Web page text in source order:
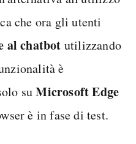
che ora gli utenti
al chatbot utilizzando
è
suMicrosoft Edge
è in fase di test.